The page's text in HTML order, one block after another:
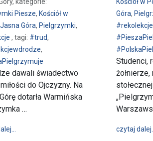
i Sosnowca
kategorie:
Piesze, Kościół w
Jasna Góra, Pielgrzymki,
, tagi: #trud,
,
dawali świadectwo
do Ojczyzny. Na
dotarła Warmińska
…
wpis Świadectwo wiary Polski północnej:
Kościół w
Góra,
Studenci,
czytaj